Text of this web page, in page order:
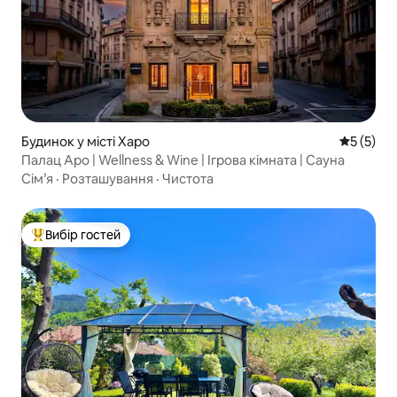
Будинок у місті Харо Середня
5 (5)
Палац Аро | Wellness & Wine | Ігрова кімната | Сауна
Сім’я · Розташування · Чистота
Топ вибір гостей
Вибір гостей